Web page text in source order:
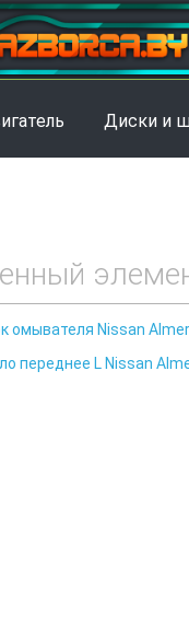
Диски и
омывателя Nissan
переднее L Nissan